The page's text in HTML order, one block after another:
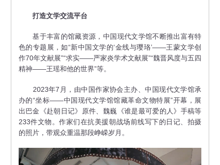
打造文学交流平台
基于丰富的馆藏资源，中国现代文学馆不断推出富有特
色的专题展，如“新中国文学的‘金线与璎珞’——王蒙文学创
作70年文献展”“求实——严家炎学术文献展”“魏晋风度与五四
精神——王瑶和他的世界”等。
2023年7月，由中国作家协会主办、中国现代文学馆承
办的“坐标——中国现代文学馆馆藏革命文物特展”开幕，展
出巴金《赴朝日记》原件、魏巍《谁是最可爱的人》手稿等
233件文物。作家们在抗美援朝战场前线写下的日记、拍摄
的照片，带观众重温那段峥嵘岁月。